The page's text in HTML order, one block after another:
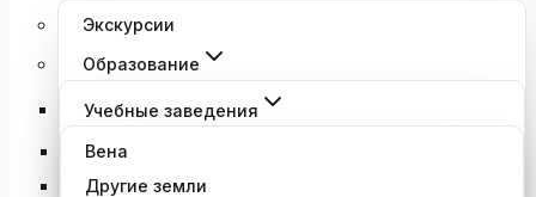
Экскурсии
Образование
Учебные заведения
Вена
Другие земли